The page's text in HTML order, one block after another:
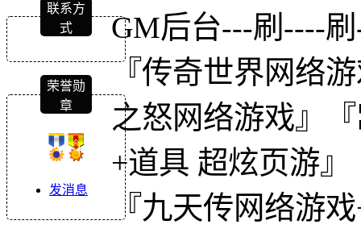
联系方
式
荣誉勋
章
发消息
GM后台---刷----
『传奇世界网络
之怒网络游戏』
+道具 超炫页游
『九天传网络游